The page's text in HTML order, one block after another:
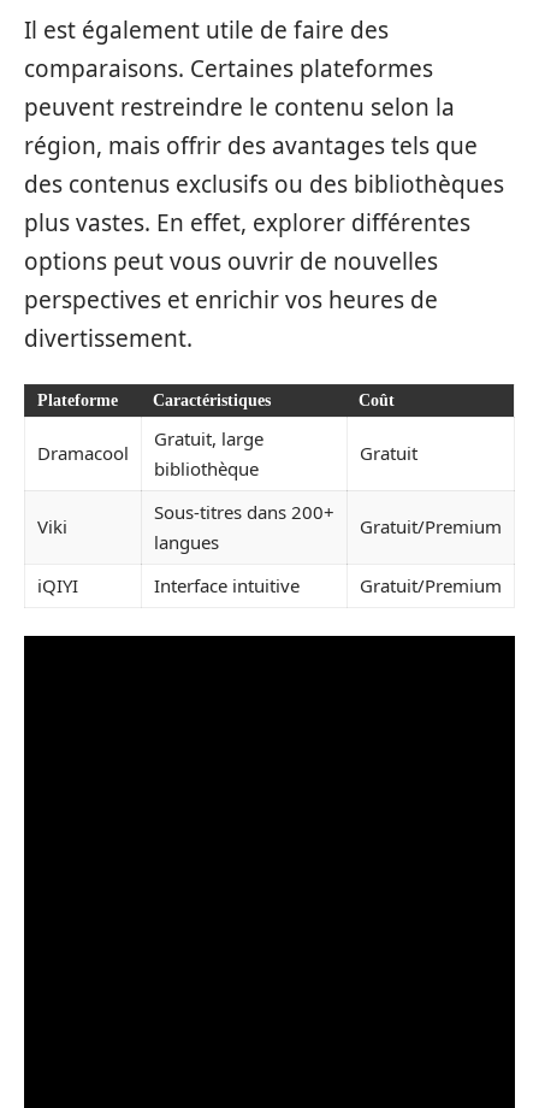
Il est également utile de faire des
comparaisons. Certaines plateformes
peuvent restreindre le contenu selon la
région, mais offrir des avantages tels que
des contenus exclusifs ou des bibliothèques
plus vastes. En effet, explorer différentes
options peut vous ouvrir de nouvelles
perspectives et enrichir vos heures de
divertissement.
Plateforme Caractéristiques Coût
Dramacool
Gratuit, large
bibliothèque
Gratuit
Viki
Sous-titres dans 200+
langues
Gratuit/Premium
iQIYI Interface intuitive Gratuit/Premium